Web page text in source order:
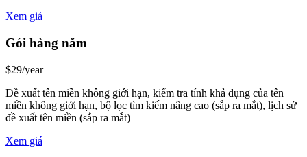
Xem giá
Gói hàng năm
$29/year
Đề xuất tên miền không giới hạn, kiểm tra tính khả dụng của tên
miền không giới hạn, bộ lọc tìm kiếm nâng cao (sắp ra mắt), lịch sử
đề xuất tên miền (sắp ra mắt)
Xem giá